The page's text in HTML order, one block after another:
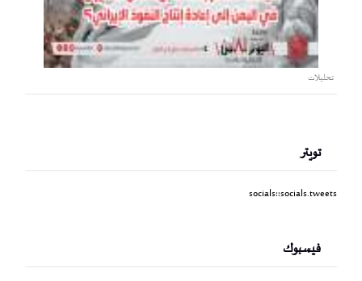
تحليلات
تويتر
socials::socials.tweets
فيسبوك